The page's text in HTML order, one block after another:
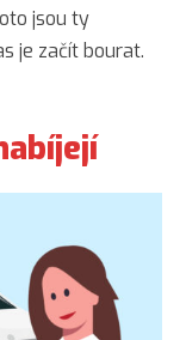
jsou ty
je začít bourat.